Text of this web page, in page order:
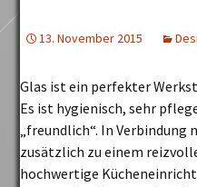
13. November 2015
Glas ist ein perfekter
Es ist hygienisch, sehr
„freundlich“. In Verbindung
zusätzlich zu einem
hochwertige